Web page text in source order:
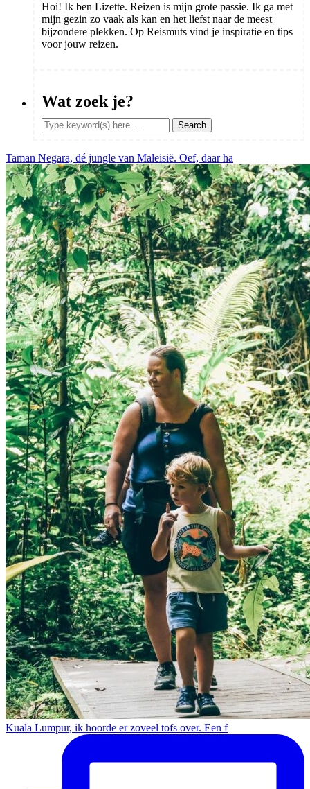
Hoi! Ik ben Lizette. Reizen is mijn grote passie. Ik ga met
mijn gezin zo vaak als kan en het liefst naar de meest
bijzondere plekken. Op Reismuts vind je inspiratie en tips
voor jouw reizen.
Wat zoek je?
Taman Negara, dé jungle van Maleisië. Oef, daar ha
Kuala Lumpur, ik hoorde er zoveel tofs over. Een f